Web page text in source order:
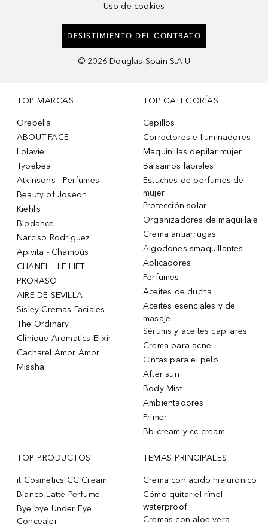
Uso de cookies
DESISTIMIENTO DEL CONTRATO
© 2026 Douglas Spain S.A.U
TOP MARCAS
Orebella
ABOUT-FACE
Lolavie
Typebea
Atkinsons - Perfumes
Beauty of Joseon
Kiehl’s
Biodance
Narciso Rodriguez
Apivita - Champús
CHANEL - LE LIFT
PRORASO
AIRE DE SEVILLA
Sisley Cremas Faciales
The Ordinary
Clinique Aromatics Elixir
Cacharel Amor Amor
Missha
TOP CATEGORÍAS
Cepillos
Correctores e Iluminadores
Maquinillas depilar mujer
Bálsamos labiales
Estuches de perfumes de
mujer
Protección solar
Organizadores de maquillaje
Crema antiarrugas
Algodones smaquillantes
Aplicadores
Perfumes
Aceites de ducha
Aceites esenciales y de
masaje
Sérums y aceites capilares
Crema para acne
Cintas para el pelo
After sun
Body Mist
Ambientadores
Primer
Bb cream y cc cream
TOP PRODUCTOS
it Cosmetics CC Cream
Bianco Latte Perfume
Bye bye Under Eye
Concealer
TEMAS PRINCIPALES
Crema con ácido hialurónico
Cómo quitar el rímel
waterproof
Cremas con aloe vera